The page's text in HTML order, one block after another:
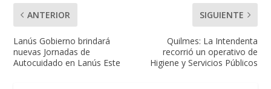
ANTERIOR
Lanús Gobierno brindará
nuevas Jornadas de
Autocuidado en Lanús Este
SIGUIENTE
Quilmes: La Intendenta
recorrió un operativo de
Higiene y Servicios Públicos